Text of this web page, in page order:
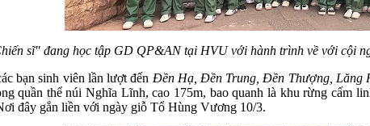
sĩ" đang học tập GD QP&AN tại HVU với hành trình về với cội
bạn sinh viên lần lượt đến Đền Hạ, Đền Trung, Đền Thượng, Lăng
quần thể núi Nghĩa Lĩnh, cao 175m, bao quanh là khu rừng cấm
đây gắn liền với ngày giỗ Tổ Hùng Vương 10/3.